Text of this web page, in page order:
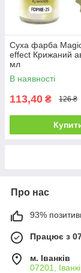
Суха фарба
effect Крижаний
мл
В наявності
113,40 ₴ 126 ₴
Про нас
93%
Працює з
м. Іванків
07201,